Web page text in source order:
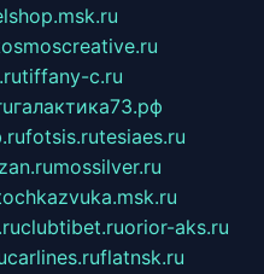
tiffany-c.ru
галактика73.рф
fotsis.rutesiaes.ru
mossilver.ru
clubtibet.ruorior-aks.ru
carlines.ruflatnsk.ru